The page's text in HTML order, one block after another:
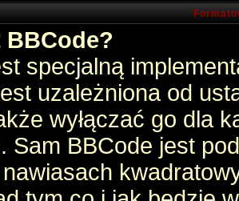
BBCode?
specjalną
uzależniona od
wyłączać go dla
Sam BBCode jest